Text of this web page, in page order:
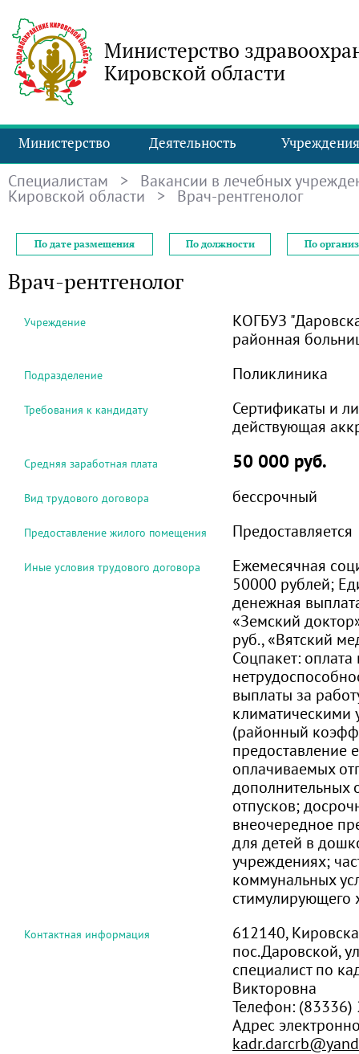
Министерство
Кировской области
Министерство Деятельность Учреждения
Специалистам > Вакансии в лечебных
Кировской области > Врач-рентгенолог
По дате размещения По должности По
Врач-рентгенолог
Учреждение
КОГБУЗ
районная
Подразделение Поликлиника
Требования к кандидату
Сертификаты и
действующая
Средняя заработная плата 50 000 руб.
Вид трудового договора бессрочный
Предоставление жилого помещения Предоставляется
Иные условия трудового договора
Ежемесячная
50000 рублей;
денежная
«Земский
руб., «Вятский
Соцпакет:
выплаты за
климатическими
(районный
предоставление
оплачиваемых
дополнительных
отпусков;
внеочередное
для детей в
учреждениях;
коммунальных
стимулирующего
Контактная информация
612140,
пос.Даровской,
специалист по
Викторовна
Телефон: (83336)
Адрес